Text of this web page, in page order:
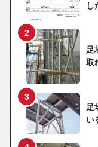
し
足
取
足
い